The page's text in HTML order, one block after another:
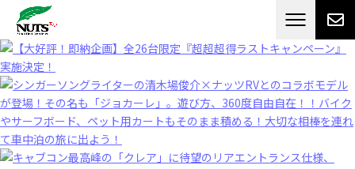
日本最大級のキャンピングカーメーカー
RV[テレビCM放送]